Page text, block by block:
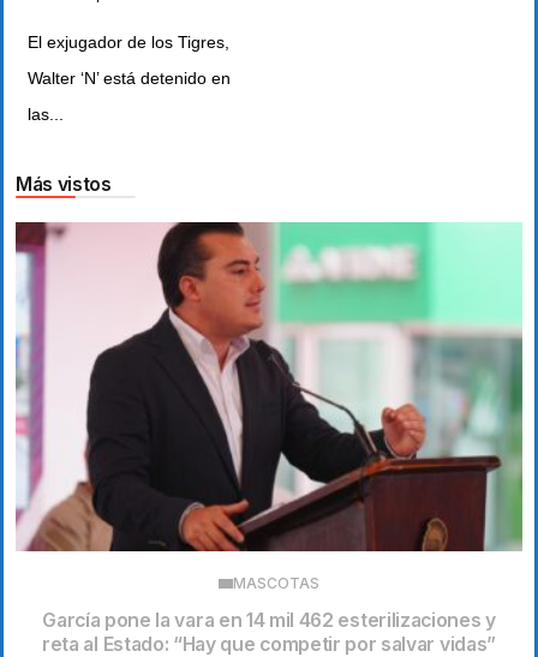
El exjugador de los Tigres,
Walter ‘N’ está detenido en
las...
Más vistos
MASCOTAS
García pone la vara en 14 mil 462 esterilizaciones y
reta al Estado: “Hay que competir por salvar vidas”